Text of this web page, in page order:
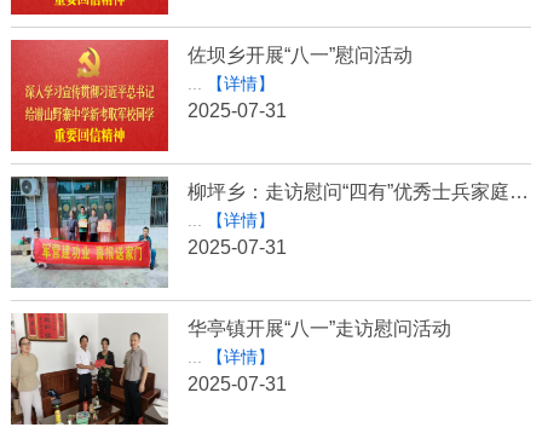
佐坝乡开展“八一”慰问活动
【详情】
2025-07-31
柳坪乡：走访慰问“四有”优秀士兵家庭 传递崇军拥军正能量
【详情】
2025-07-31
华亭镇开展“八一”走访慰问活动
【详情】
2025-07-31